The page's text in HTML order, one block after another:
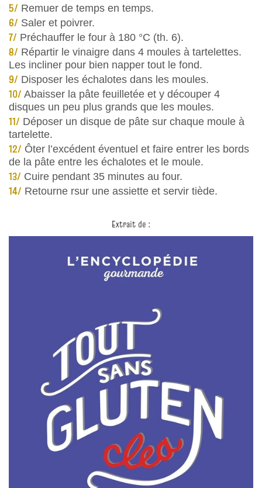
5/ Remuer de temps en temps.
6/ Saler et poivrer.
7/ Préchauffer le four à 180 °C (th. 6).
8/ Répartir le vinaigre dans 4 moules à tartelettes.
Les incliner pour bien napper tout le fond.
9/ Disposer les échalotes dans les moules.
10/ Abaisser la pâte feuilletée et y découper 4
disques un peu plus grands que les moules.
11/ Déposer un disque de pâte sur chaque moule à
tartelette.
12/ Ôter l’excédent éventuel et faire entrer les bords
de la pâte entre les échalotes et le moule.
13/ Cuire pendant 35 minutes au four.
14/ Retourne rsur une assiette et servir tiède.
Extrait de :